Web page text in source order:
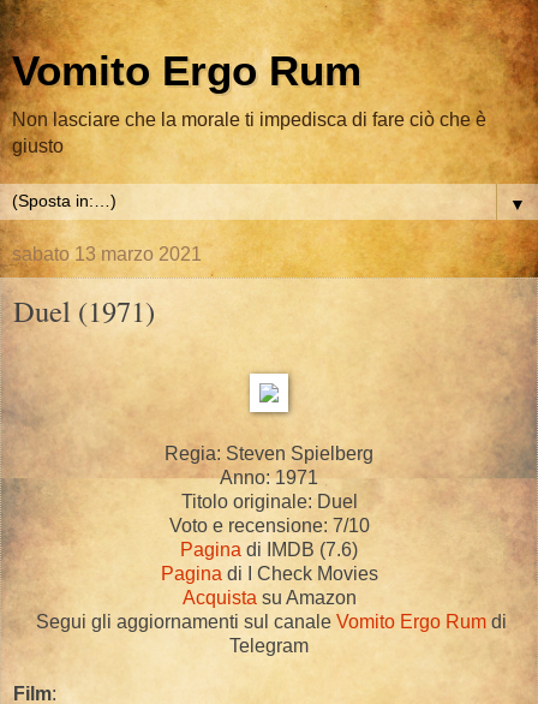
Vomito Ergo Rum
Non lasciare che la morale ti impedisca di fare ciò che è
giusto
▼
sabato 13 marzo 2021
Duel (1971)
Regia: Steven Spielberg
Anno: 1971
Titolo originale: Duel
Voto e recensione: 7/10
Pagina di IMDB (7.6)
Pagina di I Check Movies
Acquista su Amazon
Segui gli aggiornamenti sul canale Vomito Ergo Rum di
Telegram
Film: